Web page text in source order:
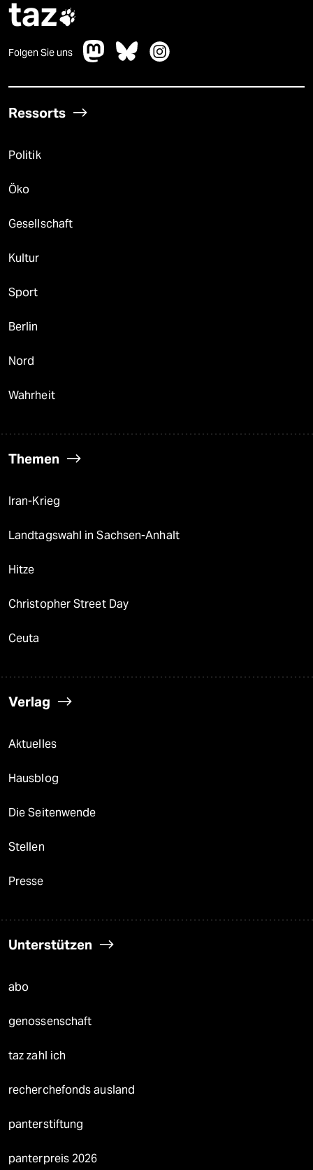
taz
Folgen Sie uns
Ressorts
Politik
Öko
Gesellschaft
Kultur
Sport
Berlin
Nord
Wahrheit
Themen
Iran-Krieg
Landtagswahl in Sachsen-Anhalt
Hitze
Christopher Street Day
Ceuta
Verlag
Aktuelles
Hausblog
Die Seitenwende
Stellen
Presse
Unterstützen
abo
genossenschaft
taz zahl ich
recherchefonds ausland
panterstiftung
panterpreis 2026